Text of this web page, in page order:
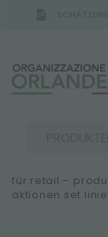
für retail –
aktionen set